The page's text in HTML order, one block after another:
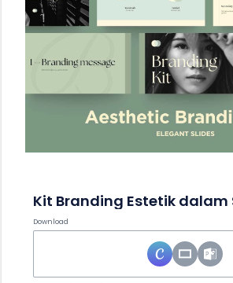
Kit Branding Estetik dalam
Download